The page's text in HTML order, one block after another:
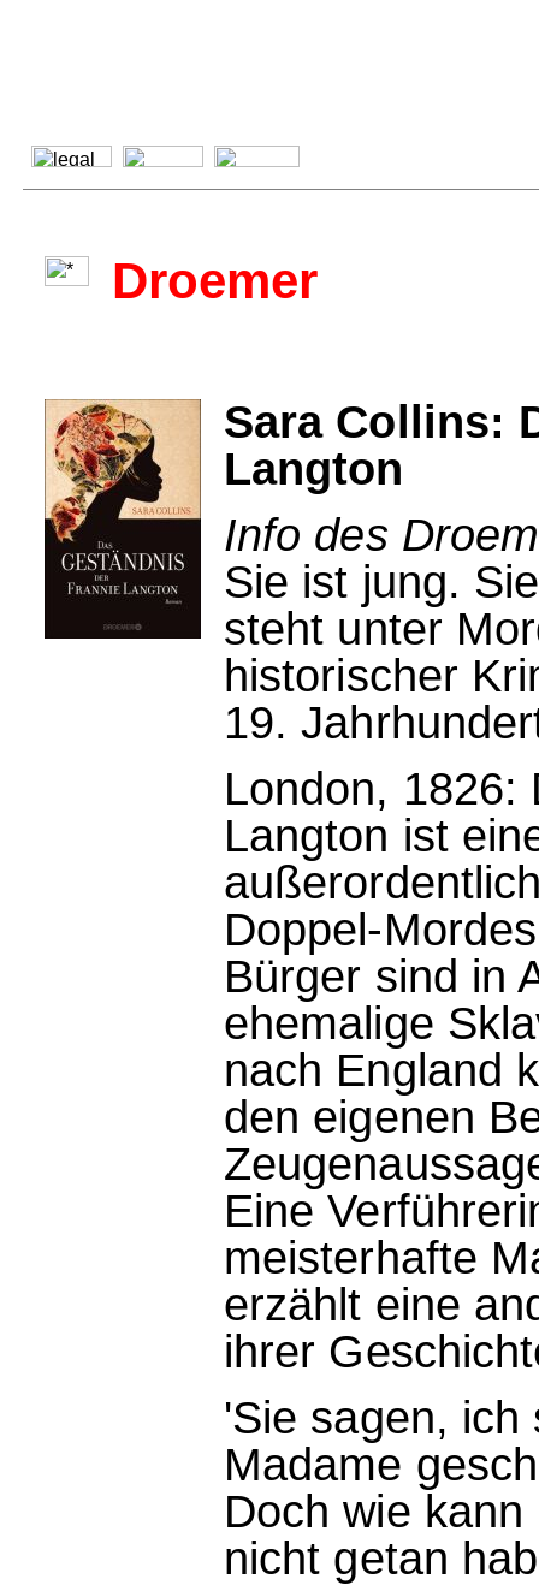
Droemer
Sara Collins:
Langton
Info des
Sie ist jung.
steht unter
historischer
19.
London, 1826:
Langton ist
Doppel-
Bürger sind in
ehemalige
nach England
den eigenen
Eine
meisterhafte
erzählt eine
ihrer
'Sie sagen,
Madame
Doch wie
nicht getan